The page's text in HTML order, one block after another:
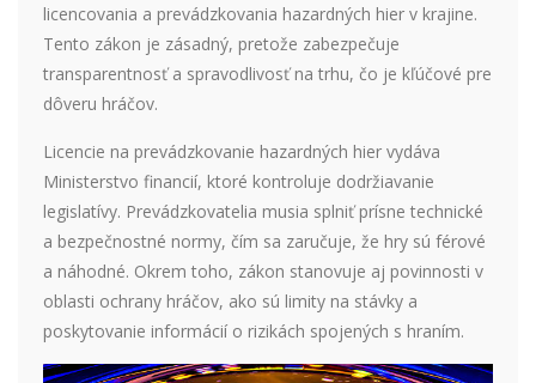
licencovania a prevádzkovania hazardných hier v krajine.
Tento zákon je zásadný, pretože zabezpečuje
transparentnosť a spravodlivosť na trhu, čo je kľúčové pre
dôveru hráčov.
Licencie na prevádzkovanie hazardných hier vydáva
Ministerstvo financií, ktoré kontroluje dodržiavanie
legislatívy. Prevádzkovatelia musia splniť prísne technické
a bezpečnostné normy, čím sa zaručuje, že hry sú férové
a náhodné. Okrem toho, zákon stanovuje aj povinnosti v
oblasti ochrany hráčov, ako sú limity na stávky a
poskytovanie informácií o rizikách spojených s hraním.